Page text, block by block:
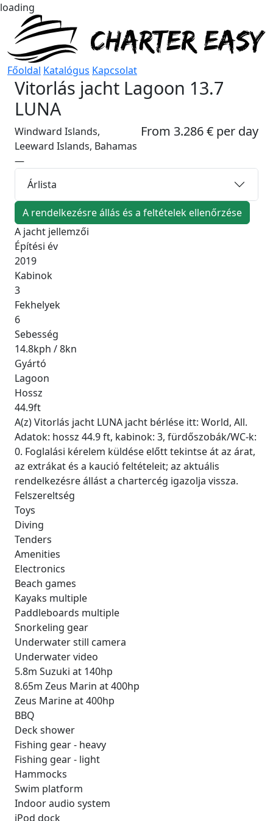
loading
Főoldal Katalógus Kapcsolat
Vitorlás jacht Lagoon 13.7
LUNA
From 3.286 € per day
Windward Islands,
Leeward Islands, Bahamas
—
Árlista
A rendelkezésre állás és a feltételek ellenőrzése
A jacht jellemzői
Építési év
2019
Kabinok
3
Fekhelyek
6
Sebesség
14.8kph / 8kn
Gyártó
Lagoon
Hossz
44.9ft
A(z) Vitorlás jacht LUNA jacht bérlése itt: World, All.
Adatok: hossz 44.9 ft, kabinok: 3, fürdőszobák/WC-k:
0. Foglalási kérelem küldése előtt tekintse át az árat,
az extrákat és a kaució feltételeit; az aktuális
rendelkezésre állást a chartercég igazolja vissza.
Felszereltség
Toys
Diving
Tenders
Amenities
Electronics
Beach games
Kayaks multiple
Paddleboards multiple
Snorkeling gear
Underwater still camera
Underwater video
5.8m Suzuki at 140hp
8.65m Zeus Marin at 400hp
Zeus Marine at 400hp
BBQ
Deck shower
Fishing gear - heavy
Fishing gear - light
Hammocks
Swim platform
Indoor audio system
iPod dock